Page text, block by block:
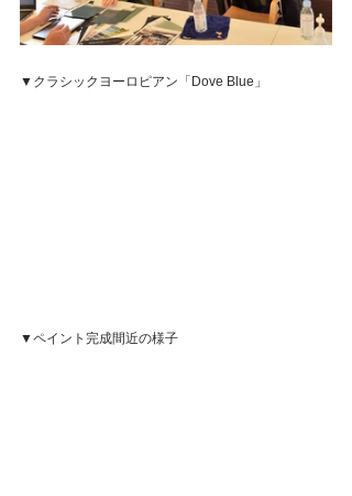
▼クラシックヨーロピアン「Dove Blue」
▼ペイント完成間近の様子